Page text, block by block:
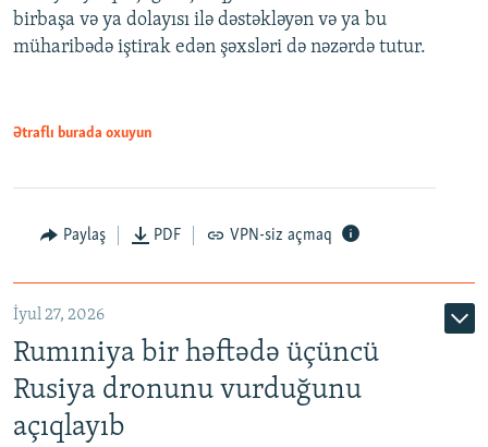
birbaşa və ya dolayısı ilə dəstəkləyən və ya bu
müharibədə iştirak edən şəxsləri də nəzərdə tutur.
Ətraflı burada oxuyun
Paylaş PDF VPN-siz açmaq
İyul 27, 2026
Rumıniya bir həftədə üçüncü
Rusiya dronunu vurduğunu
açıqlayıb